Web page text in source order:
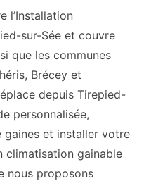
l’Installation
sur-Sée et couvre
que les communes
Brécey et
depuis Tirepied-
personnalisée,
gaines et installer votre
climatisation gainable
nous proposons